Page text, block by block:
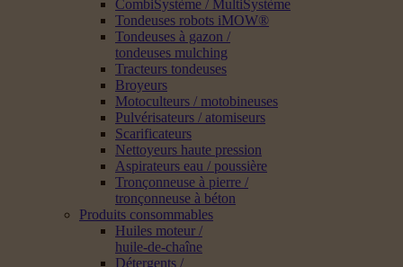
CombiSystème / MultiSystème
Tondeuses robots iMOW®
Tondeuses à gazon /
tondeuses mulching
Tracteurs tondeuses
Broyeurs
Motoculteurs / motobineuses
Pulvérisateurs / atomiseurs
Scarificateurs
Nettoyeurs haute pression
Aspirateurs eau / poussière
Tronçonneuse à pierre /
tronçonneuse à béton
Produits consommables
Huiles moteur /
huile-de-chaîne
Détergents /